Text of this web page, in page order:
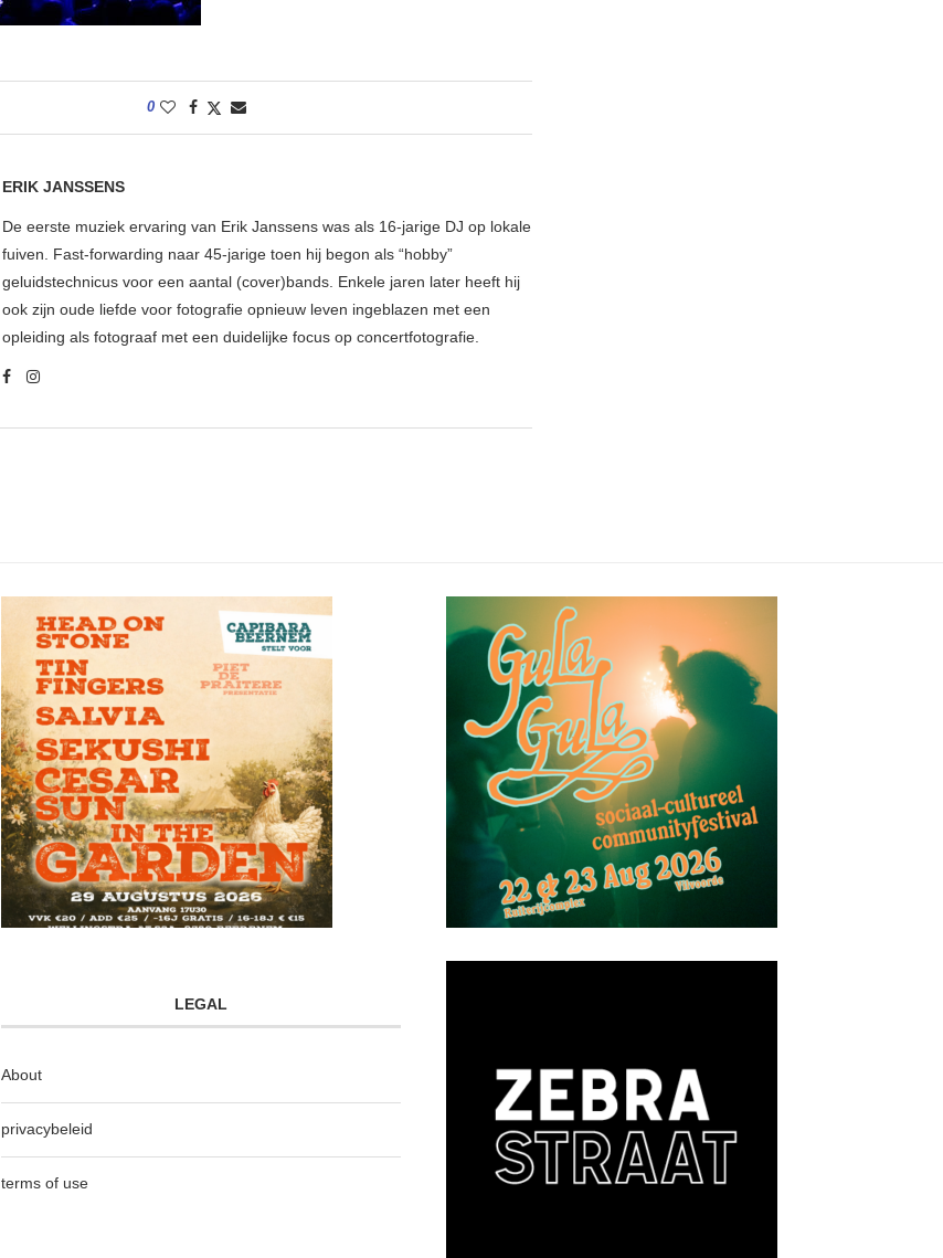
0
ERIK JANSSENS
De eerste muziek ervaring van Erik Janssens was als 16-jarige DJ op lokale
fuiven. Fast-forwarding naar 45-jarige toen hij begon als “hobby”
geluidstechnicus voor een aantal (cover)bands. Enkele jaren later heeft hij
ook zijn oude liefde voor fotografie opnieuw leven ingeblazen met een
opleiding als fotograaf met een duidelijke focus op concertfotografie.
LEGAL
About
privacybeleid
terms of use